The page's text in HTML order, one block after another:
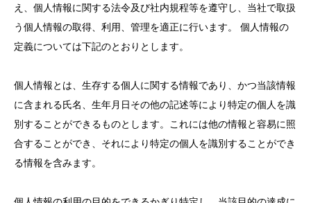
え、個人情報に関する法令及び社内規程等を遵守し、当社で取扱
う個人情報の取得、利用、管理を適正に行います。 個人情報の
定義については下記のとおりとします。
個人情報とは、生存する個人に関する情報であり、かつ当該情報
に含まれる氏名、生年月日その他の記述等により特定の個人を識
別することができるものとします。これには他の情報と容易に照
合することができ、それにより特定の個人を識別することができ
る情報を含みます。